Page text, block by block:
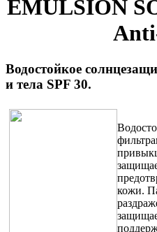
EMULSION
Водостойкое
и тела SPF 30.
кожи.